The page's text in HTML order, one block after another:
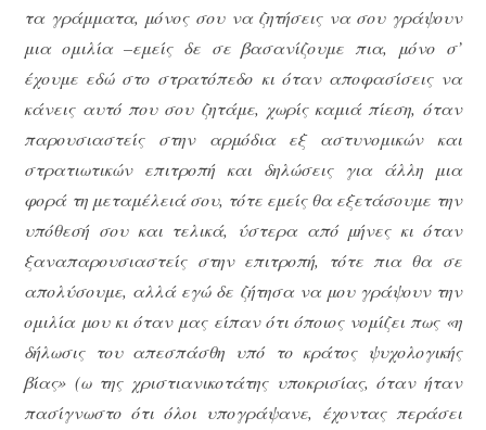
τα γράμματα, μόνος σου να ζητήσεις να σου γράψουν
μια ομιλία –εμείς δε σε βασανίζουμε πια, μόνο σ’
έχουμε εδώ στο στρατόπεδο κι όταν αποφασίσεις να
κάνεις αυτό που σου ζητάμε, χωρίς καμιά πίεση, όταν
παρουσιαστείς στην αρμόδια εξ αστυνομικών και
στρατιωτικών επιτροπή και δηλώσεις για άλλη μια
φορά τη μεταμέλειά σου, τότε εμείς θα εξετάσουμε την
υπόθεσή σου και τελικά, ύστερα από μήνες κι όταν
ξαναπαρουσιαστείς στην επιτροπή, τότε πια θα σε
απολύσουμε, αλλά εγώ δε ζήτησα να μου γράψουν την
ομιλία μου κι όταν μας είπαν ότι όποιος νομίζει πως «η
δήλωσις του απεσπάσθη υπό το κράτος ψυχολογικής
βίας» (ω της χριστιανικοτάτης υποκρισίας, όταν ήταν
πασίγνωστο ότι όλοι υπογράψανε, έχοντας περάσει